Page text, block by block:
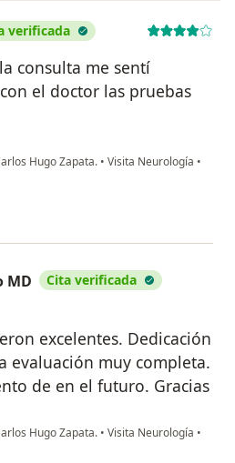
verificada
consulta me sentí
el doctor las pruebas
Hugo Zapata. • Visita Neurología •
MD Cita verificada
excelentes. Dedicación
evaluación muy completa.
de en el futuro. Gracias
Hugo Zapata. • Visita Neurología •
Guerrero MD